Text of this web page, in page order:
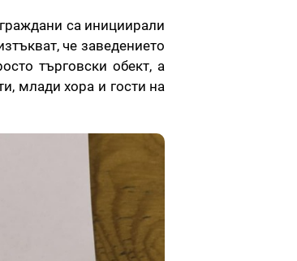
са инициирали
че заведението
търговски обект, а
млади хора и гости на